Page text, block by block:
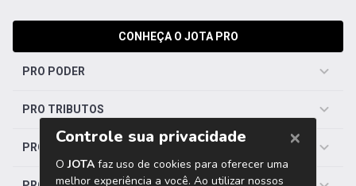
CONHEÇA O JOTA PRO
PRO PODER
PRO TRIBUTOS
PRO TRABALHISTA